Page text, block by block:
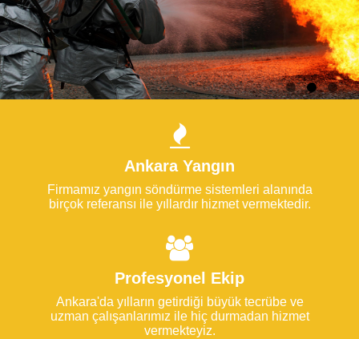
Ankara Yangın
Firmamız yangın söndürme sistemleri alanında
birçok referansı ile yıllardır hizmet vermektedir.
Profesyonel Ekip
Ankara'da yılların getirdiği büyük tecrübe ve
uzman çalışanlarımız ile hiç durmadan hizmet
vermekteyiz.